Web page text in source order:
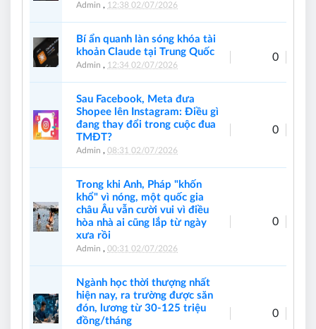
Admin , 12:38 02/07/2026
Bí ẩn quanh làn sóng khóa tài
khoản Claude tại Trung Quốc
Admin , 12:34 02/07/2026
0
Sau Facebook, Meta đưa
Shopee lên Instagram: Điều gì
đang thay đổi trong cuộc đua
TMĐT?
Admin , 08:31 02/07/2026
0
Trong khi Anh, Pháp "khốn
khổ" vì nóng, một quốc gia
châu Âu vẫn cười vui vì điều
hòa nhà ai cũng lắp từ ngày
xưa rồi
Admin , 00:31 02/07/2026
0
Ngành học thời thượng nhất
hiện nay, ra trường được săn
đón, lương từ 30-125 triệu
đồng/tháng
0